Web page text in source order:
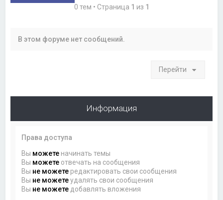
0 тем • Страница 1 из 1
В этом форуме нет сообщений.
Перейти
Информация
Права доступа
Вы можете начинать темы
Вы можете отвечать на сообщения
Вы не можете редактировать свои сообщения
Вы не можетеудалять свои сообщения
Вы не можете добавлять вложения